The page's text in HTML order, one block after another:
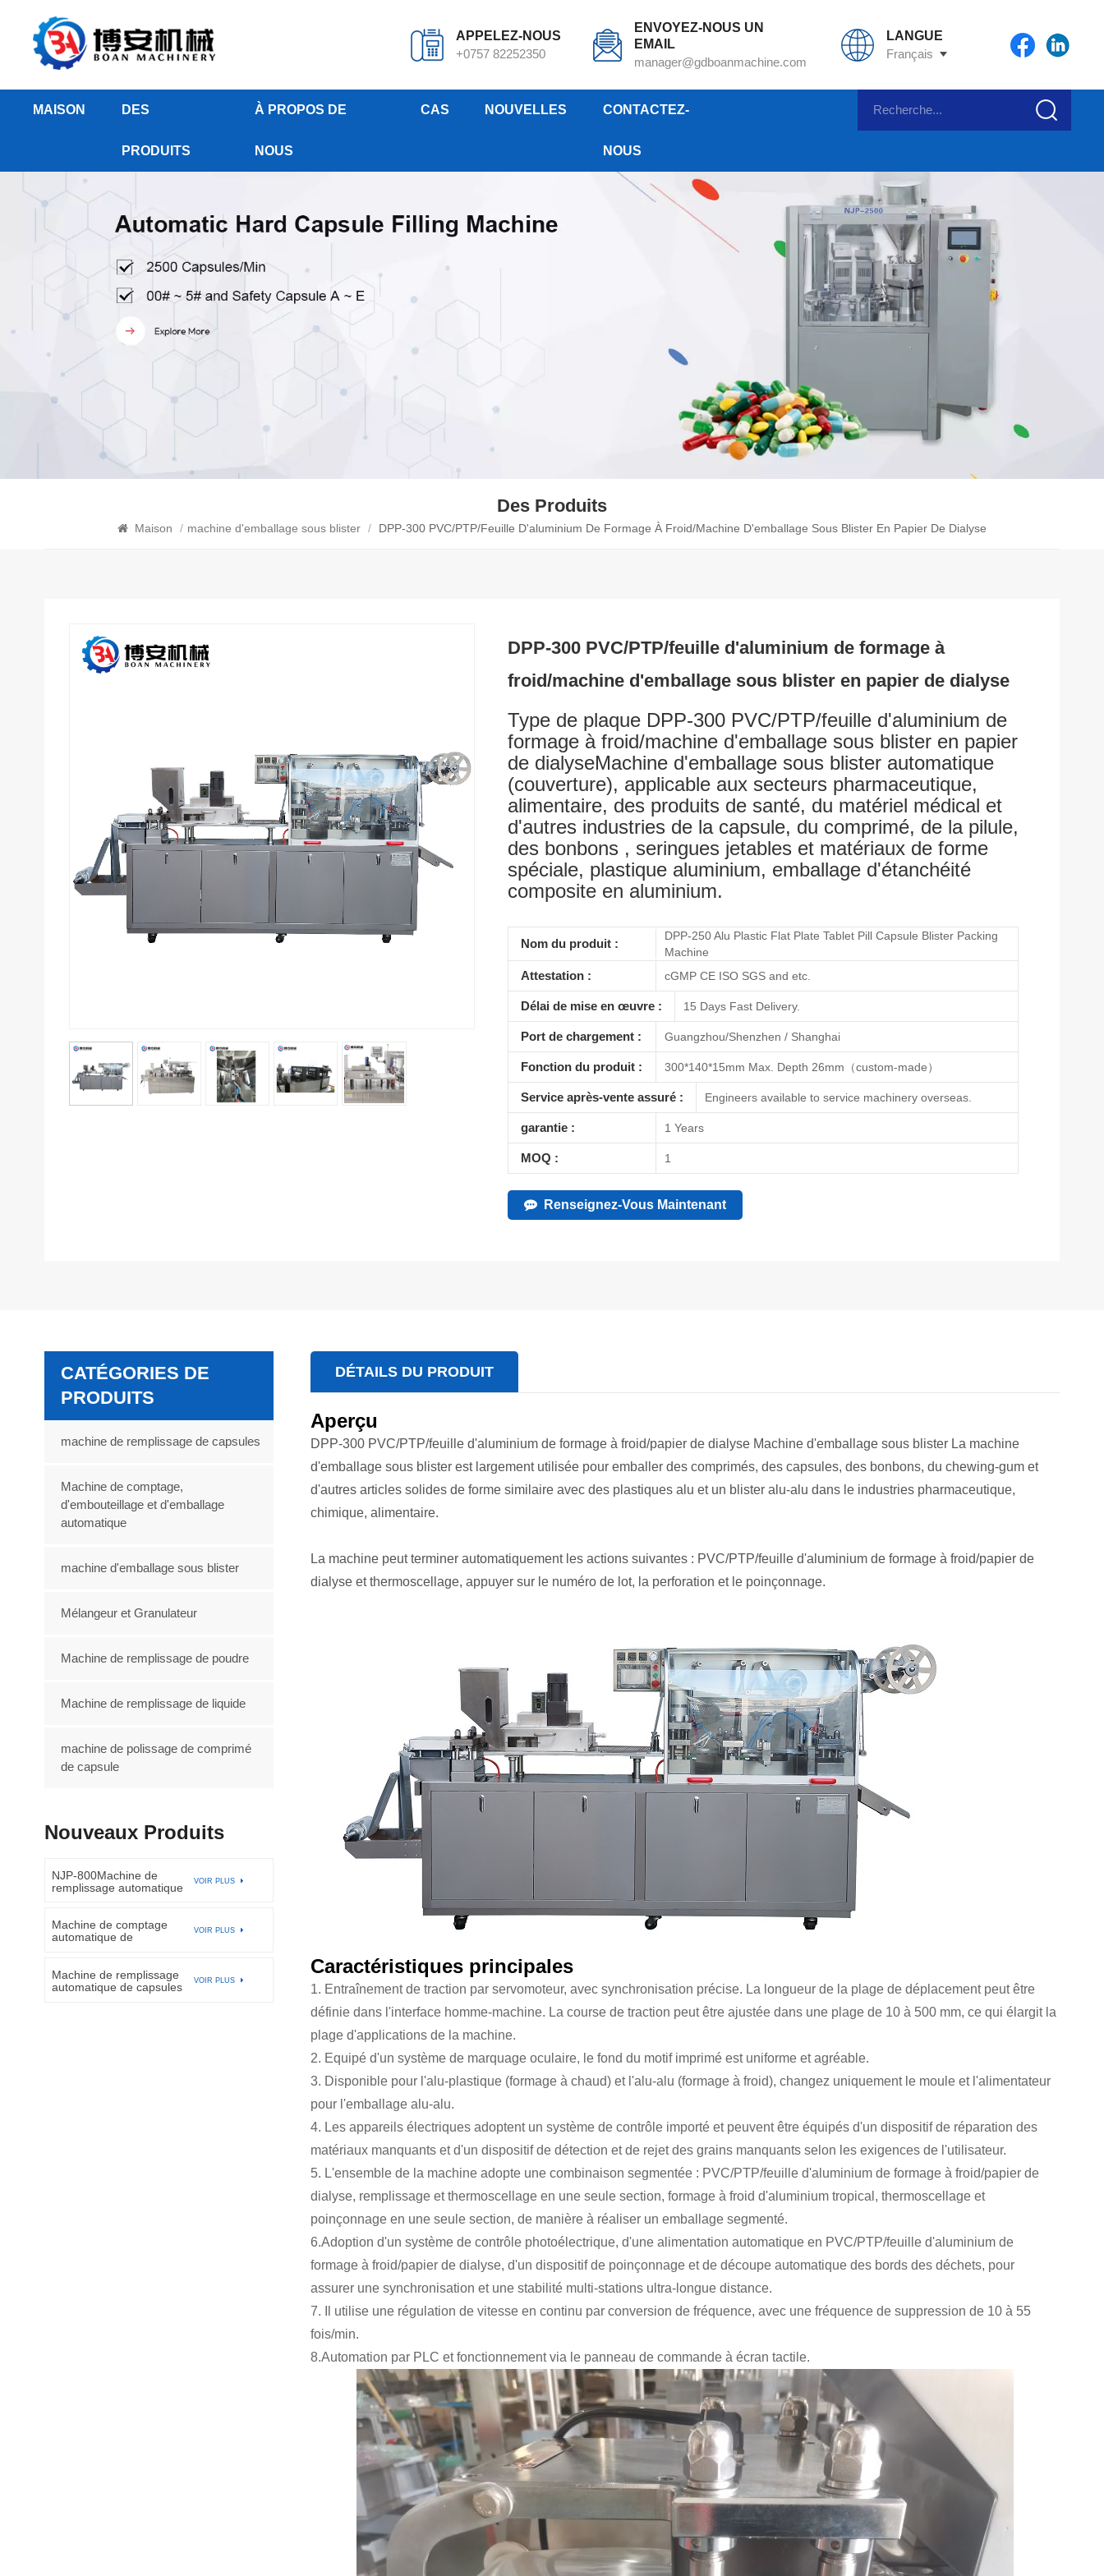
APPELEZ-NOUS
+0757 82252350
ENVOYEZ-NOUS UN
EMAIL
manager@gdboanmachine.com
LANGUE
Français
MAISON DES
PRODUITS
À PROPOS DE
NOUS
CAS NOUVELLES CONTACTEZ-
NOUS
Des Produits
Maison / machine d'emballage sous blister / DPP-300 PVC/PTP/feuille D'aluminium De Formage À Froid/machine D'emballage Sous Blister En Papier De Dialyse
DPP-300 PVC/PTP/feuille d'aluminium de formage à
froid/machine d'emballage sous blister en papier de dialyse
Type de plaque DPP-300 PVC/PTP/feuille d'aluminium de
formage à froid/machine d'emballage sous blister en papier
de dialyseMachine d'emballage sous blister automatique
(couverture), applicable aux secteurs pharmaceutique,
alimentaire, des produits de santé, du matériel médical et
d'autres industries de la capsule, du comprimé, de la pilule,
des bonbons , seringues jetables et matériaux de forme
spéciale, plastique aluminium, emballage d'étanchéité
composite en aluminium.
Nom du produit :
DPP-250 Alu Plastic Flat Plate Tablet Pill Capsule Blister Packing
Machine
Attestation : cGMP CE ISO SGS and etc.
Délai de mise en œuvre : 15 Days Fast Delivery.
Port de chargement : Guangzhou/Shenzhen / Shanghai
Fonction du produit : 300*140*15mm Max. Depth 26mm（custom-made）
Service après-vente assuré : Engineers available to service machinery overseas.
garantie : 1 Years
MOQ : 1
Renseignez-Vous Maintenant
DÉTAILS DU PRODUIT
Aperçu
DPP-300 PVC/PTP/feuille d'aluminium de formage à froid/papier de dialyse Machine d'emballage sous blister La machine
d'emballage sous blister est largement utilisée pour emballer des comprimés, des capsules, des bonbons, du chewing-gum et
d'autres articles solides de forme similaire avec des plastiques alu et un blister alu-alu dans le industries pharmaceutique,
chimique, alimentaire.
La machine peut terminer automatiquement les actions suivantes : PVC/PTP/feuille d'aluminium de formage à froid/papier de
dialyse et thermoscellage, appuyer sur le numéro de lot, la perforation et le poinçonnage.
Caractéristiques principales
1. Entraînement de traction par servomoteur, avec synchronisation précise. La longueur de la plage de déplacement peut être
définie dans l'interface homme-machine. La course de traction peut être ajustée dans une plage de 10 à 500 mm, ce qui élargit la
plage d'applications de la machine.
2. Equipé d'un système de marquage oculaire, le fond du motif imprimé est uniforme et agréable.
3. Disponible pour l'alu-plastique (formage à chaud) et l'alu-alu (formage à froid), changez uniquement le moule et l'alimentateur
pour l'emballage alu-alu.
4. Les appareils électriques adoptent un système de contrôle importé et peuvent être équipés d'un dispositif de réparation des
matériaux manquants et d'un dispositif de détection et de rejet des grains manquants selon les exigences de l'utilisateur.
5. L'ensemble de la machine adopte une combinaison segmentée : PVC/PTP/feuille d'aluminium de formage à froid/papier de
dialyse, remplissage et thermoscellage en une seule section, formage à froid d'aluminium tropical, thermoscellage et
poinçonnage en une seule section, de manière à réaliser un emballage segmenté.
6.Adoption d'un système de contrôle photoélectrique, d'une alimentation automatique en PVC/PTP/feuille d'aluminium de
formage à froid/papier de dialyse, d'un dispositif de poinçonnage et de découpe automatique des bords des déchets, pour
assurer une synchronisation et une stabilité multi-stations ultra-longue distance.
7. Il utilise une régulation de vitesse en continu par conversion de fréquence, avec une fréquence de suppression de 10 à 55
fois/min.
8.Automation par PLC et fonctionnement via le panneau de commande à écran tactile.
CATÉGORIES DE
PRODUITS
machine de remplissage de capsules
Machine de comptage,
d'embouteillage et d'emballage
automatique
machine d'emballage sous blister
Mélangeur et Granulateur
Machine de remplissage de poudre
Machine de remplissage de liquide
machine de polissage de comprimé
de capsule
Nouveaux Produits
NJP-800Machine de
remplissage automatique
VOIR PLUS
Machine de comptage
automatique de
canal BA-DSL-24C
VOIR PLUS
Machine de remplissage
automatique de capsules
VOIR PLUS